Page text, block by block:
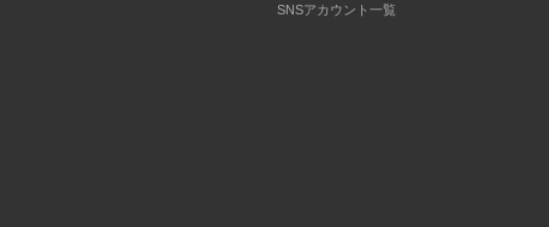
SNSアカウント一覧